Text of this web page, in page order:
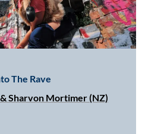
The Rave
Sharvon Mortimer (NZ)